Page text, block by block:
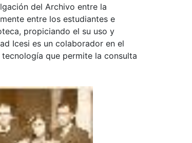
del Archivo entre la
entre los estudiantes e
propiciando el su uso y
Icesi es un colaborador en el
que permite la consulta